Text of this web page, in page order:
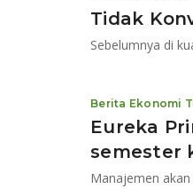
Tidak
Sebelumnya di
Eureka
semester
Manajemen
Berita Ekonomi